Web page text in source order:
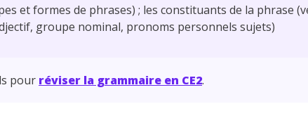
et formes de phrases) ; les constituants de la phrase
groupe nominal, pronoms personnels sujets)
pour réviser la grammaire en CE2.